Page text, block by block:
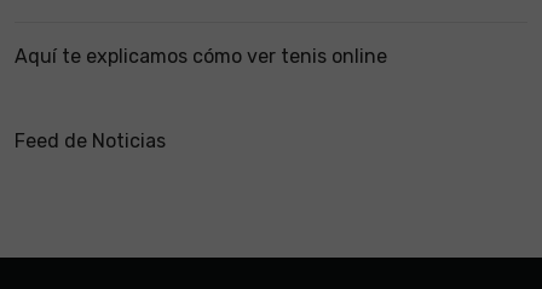
Aquí te explicamos cómo ver tenis online
Feed de Noticias